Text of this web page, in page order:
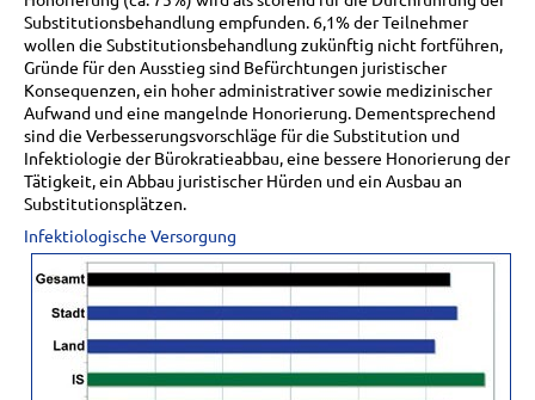
Substitutionsbehandlung empfunden. 6,1% der Teilnehmer
wollen die Substitutionsbehandlung zukünftig nicht fortführen,
Gründe für den Ausstieg sind Befürchtungen juristischer
Konsequenzen, ein hoher administrativer sowie medizinischer
Aufwand und eine mangelnde Honorierung. Dementsprechend
sind die Verbesserungsvorschläge für die Substitution und
Infektiologie der Bürokratieabbau, eine bessere Honorierung der
Tätigkeit, ein Abbau juristischer Hürden und ein Ausbau an
Substitutionsplätzen.
Infektiologische Versorgung